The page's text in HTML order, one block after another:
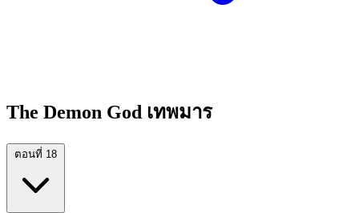
The Demon God เทพมาร
ตอนที่ 18